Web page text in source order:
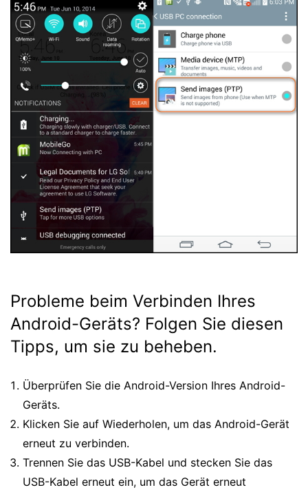
Probleme beim Verbinden Ihres
Android-Geräts? Folgen Sie diesen
Tipps, um sie zu beheben.
Überprüfen Sie die Android-Version Ihres Android-
Geräts.
Klicken Sie auf Wiederholen, um das Android-Gerät
erneut zu verbinden.
Trennen Sie das USB-Kabel und stecken Sie das
USB-Kabel erneut ein, um das Gerät erneut